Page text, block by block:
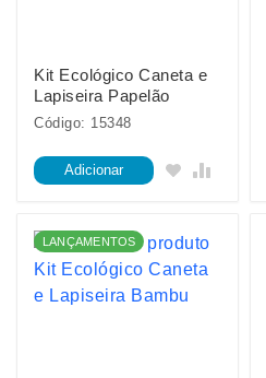
Kit Ecológico Caneta e
Lapiseira Papelão
Código: 15348
Adicionar
LANÇAMENTOS